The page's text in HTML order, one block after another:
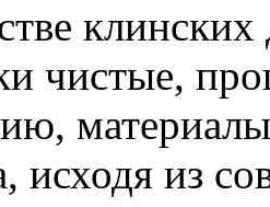
клинских
чистые,
исходя из